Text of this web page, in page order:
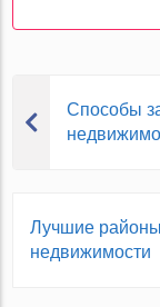
Способы
Лучшие
недвижимости